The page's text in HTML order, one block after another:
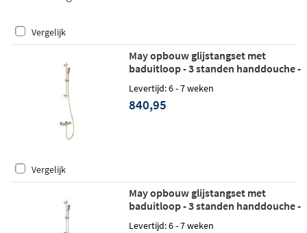
Vergelijk
May opbouw glijstangset met
baduitloop - 3 standen handdouche -
geborsteld mat goud PVD
Levertijd: 6 - 7 weken
840,95
Vergelijk
May opbouw glijstangset met
baduitloop - 3 standen handdouche -
chroom
Levertijd: 6 - 7 weken